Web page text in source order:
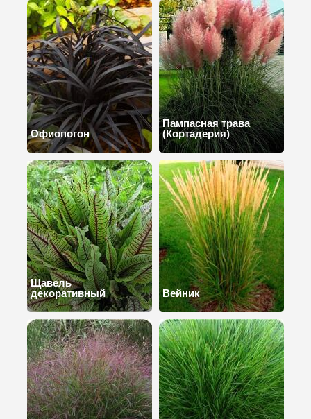
Офиопогон
Пампасная трава
(Кортадерия)
Щавель
декоративный
Вейник